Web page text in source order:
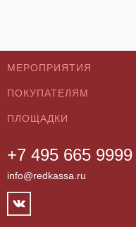
+7 495 665 9999
info@redkassa.ru
МЕРОПРИЯТИЯ
Концерты
Классика
Театры
Фестивали
Спорт
ПОКУПАТЕЛЯМ
О нас
Как купить
Возврат билетов
Контакты
ПЛОЩАДКИ
Бар/Ресторан/Кафе
Клуб
Концертный зал